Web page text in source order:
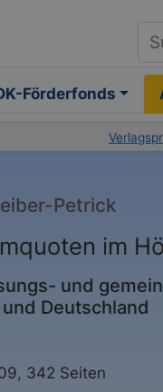
Förderfonds
Petrick
im
und
Deutschland
342 Seiten